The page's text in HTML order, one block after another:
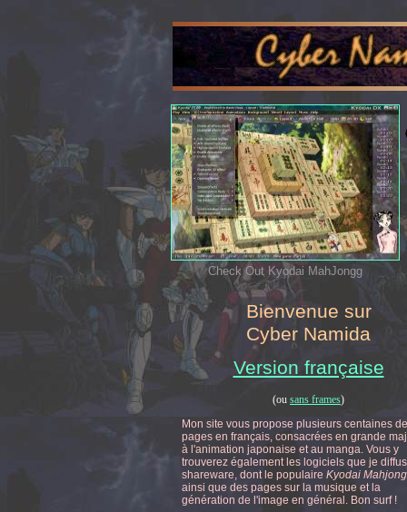
Check Out Kyodai MahJongg
Bienvenue sur
Cyber Namida
Version française
(ou sans frames)
Mon site vous propose plusieurs centaines de
pages en français, consacrées en grande
à l'animation japonaise et au manga. Vous y
trouverez également les logiciels que je
shareware, dont le populaire Kyodai
ainsi que des pages sur la musique et la
génération de l'image en général. Bon surf !